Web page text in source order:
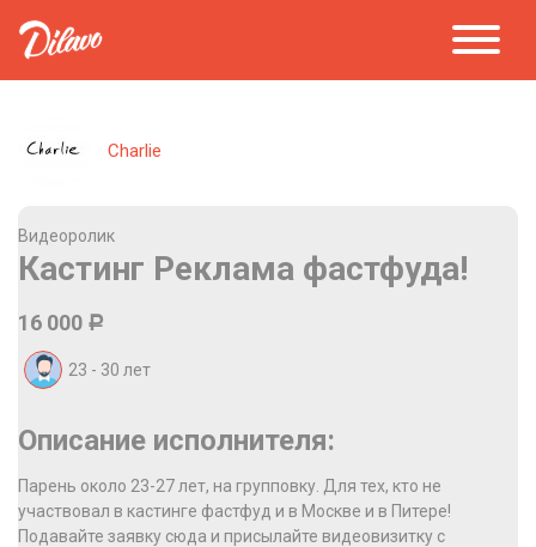
Charlie
Видеоролик
Кастинг Реклама фастфуда!
16 000 Р
23 - 30 лет
Описание исполнителя:
Парень около 23-27 лет, на групповку. Для тех, кто не
участвовал в кастинге фастфуд и в Москве и в Питере!
Подавайте заявку сюда и присылайте видеовизитку с